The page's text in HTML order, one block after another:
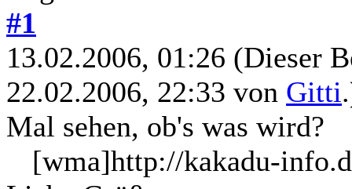
#1
13.02.2006, 01:26 (Dieser
22.02.2006, 22:33 von Gitti
Mal sehen, ob's was wird?
[wma]http://kakadu-